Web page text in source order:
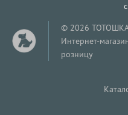
© 2026
Интернет-
розницу